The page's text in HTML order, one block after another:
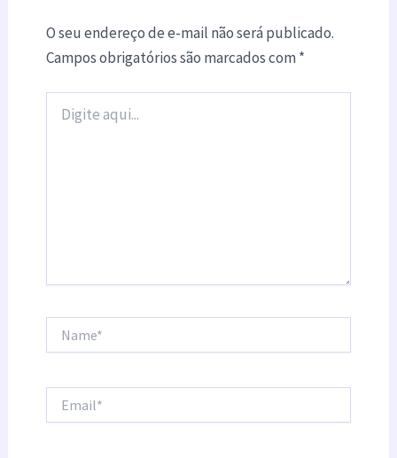
O seu endereço de e-mail não será publicado.
Campos obrigatórios são marcados com*
aqui...